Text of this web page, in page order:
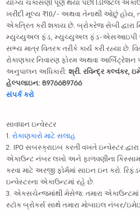
યોગ્ય ચકાસણી પૂર્ણ થયા પછી ડિજિટલ
ખરીદી મૂલ્ય ₹10/- અથવા તેનાથી ઓછું હોય,
એકત્રિત કરી શકાય છે. બ્રોકરેજ સેબી દ્વારા
મ્યુચ્યુઅલ ફંડ, મ્યુચ્યુઅલ ફંડ-એસઆઇપી
સભ્ય માત્ર વિતરક તરીકે કાર્ય કરી રહ્યા છે.
રોકાણકાર નિવારણ ફોરમ અથવા
અનુપાલન અધિકારી: શ્રી. રવિન્દ્ર કલ્વંકર,
હેલ્પલાઇન: 8976689766
સંપર્ક કરો
સાવધાન ઇન્વેસ્ટર
1. રોકાણકારો માટે સલાહ
2. IPO સબસ્ક્રાઇબ કરતી વખતે ઇન્વેસ્ટર
એકાઉન્ટ નંબર લખો અને ફાળવણીના
કરવા માટે અરજી ફોર્મમાં સાઇન ઇન કરો.
ઇન્વેસ્ટરના એકાઉન્ટમાં રહે છે.
3. એક્સચેન્જમાંથી મેસેજ: તમારા એકાઉન્ટમાં
સ્ટૉક બ્રોકર્સ સાથે તમારા મોબાઇલ નંબર/